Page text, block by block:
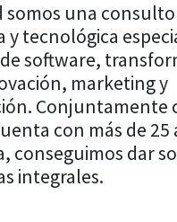
somos una
y tecnológica
software,
marketing y
Conjuntamente
con más de 25
conseguimos dar
integrales.